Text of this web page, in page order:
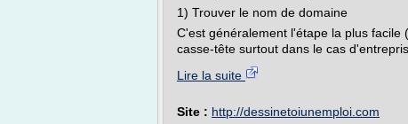
1) Trouver le nom de domaine
C'est généralement l'étape la plus
casse-tête surtout dans le cas
Lire la suite
Site : http://dessinetoiunemploi.com